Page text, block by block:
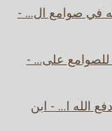
في صوامع ال... -
على... -
الله ا... - ابن